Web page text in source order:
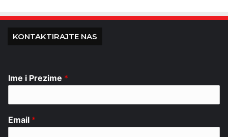
KONTAKTIRAJTE NAS
Ime i Prezime *
Email *